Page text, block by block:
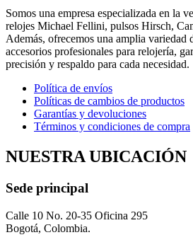
Somos una empresa especializada en la
relojes Michael Fellini, pulsos Hirsch,
Además, ofrecemos una amplia variedad
accesorios profesionales para relojería,
precisión y respaldo para cada necesidad.
Política de envíos
Políticas de cambios de productos
Garantías y devoluciones
Términos y condiciones de compra
NUESTRA UBICACIÓN
Sede principal
Calle 10 No. 20-35 Oficina 295
Bogotá, Colombia.